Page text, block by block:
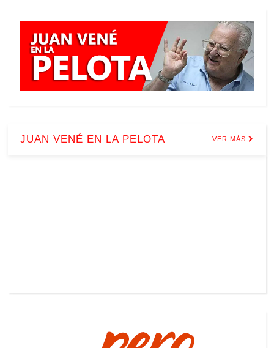
JUAN VENÉ EN LA PELOTA VER MÁS